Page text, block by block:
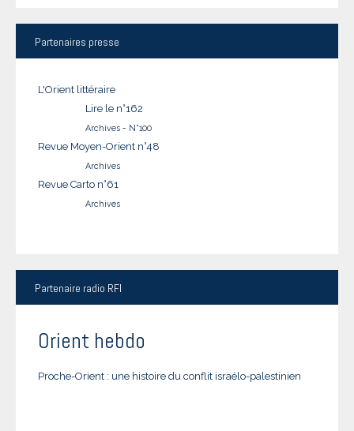
Partenaires presse
L'Orient littéraire
Lire le n°162
Archives - N°100
Revue Moyen-Orient n°48
Archives
Revue Carto n°61
Archives
Partenaire radio RFI
Orient hebdo
Proche-Orient : une histoire du conflit israélo-palestinien